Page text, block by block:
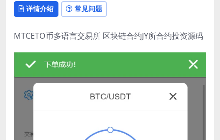
详情介绍 常见问题
MTCETO币多语言交易所 区块链合约JY所合约投资源码